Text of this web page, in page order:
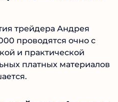
— стоит
трейдера Андрея
проводятся очно с
и практической
платных